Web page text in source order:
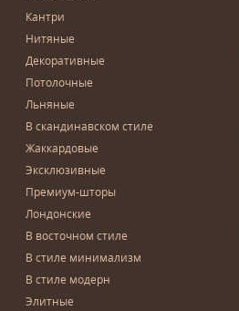
Кантри
Нитяные
Декоративные
Потолочные
Льняные
В скандинавском стиле
Жаккардовые
Эксклюзивные
Премиум-шторы
Лондонские
В восточном стиле
В стиле минимализм
В стиле модерн
Элитные